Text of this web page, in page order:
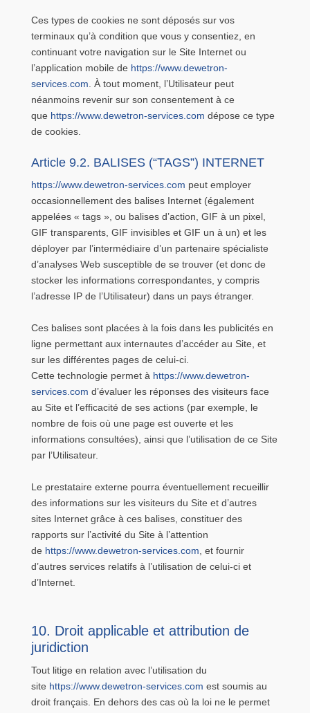
Ces types de cookies ne sont déposés sur vos
terminaux qu’à condition que vous y consentiez, en
continuant votre navigation sur le Site Internet ou
l’application mobile de https://www.dewetron-
services.com . À tout moment, l’Utilisateur peut
néanmoins revenir sur son consentement à ce
que https://www.dewetron-services.com dépose ce type
de cookies.
Article 9.2. BALISES (“TAGS”) INTERNET
https://www.dewetron-services.com peut employer
occasionnellement des balises Internet (également
appelées « tags », ou balises d’action, GIF à un pixel,
GIF transparents, GIF invisibles et GIF un à un) et les
déployer par l’intermédiaire d’un partenaire spécialiste
d’analyses Web susceptible de se trouver (et donc de
stocker les informations correspondantes, y compris
l’adresse IP de l’Utilisateur) dans un pays étranger.
Ces balises sont placées à la fois dans les publicités en
ligne permettant aux internautes d’accéder au Site, et
sur les différentes pages de celui-ci.
Cette technologie permet à https://www.dewetron-
services.com d’évaluer les réponses des visiteurs face
au Site et l’efficacité de ses actions (par exemple, le
nombre de fois où une page est ouverte et les
informations consultées), ainsi que l’utilisation de ce Site
par l’Utilisateur.
Le prestataire externe pourra éventuellement recueillir
des informations sur les visiteurs du Site et d’autres
sites Internet grâce à ces balises, constituer des
rapports sur l’activité du Site à l’attention
de https://www.dewetron-services.com , et fournir
d’autres services relatifs à l’utilisation de celui-ci et
d’Internet.
10. Droit applicable et attribution de
juridiction
Tout litige en relation avec l’utilisation du
site https://www.dewetron-services.com est soumis au
droit français. En dehors des cas où la loi ne le permet